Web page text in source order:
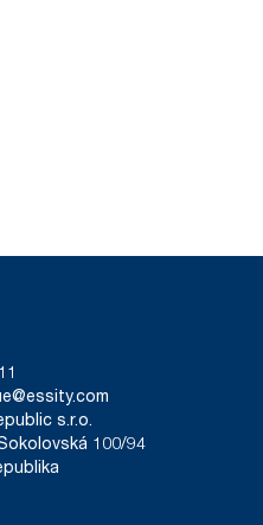
koktejlový
s.r.o.
100/94